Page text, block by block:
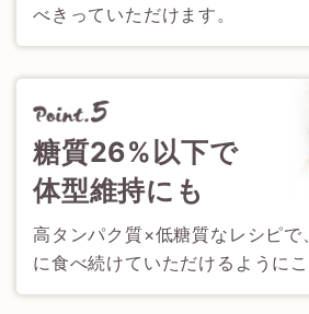
べきっていただけます。
糖質26%以下で
体型維持にも
高タンパク質×低糖質なレシピで
に食べ続けていただけるようにこ